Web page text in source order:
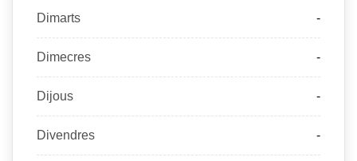
Dimarts -
Dimecres -
Dijous -
Divendres -